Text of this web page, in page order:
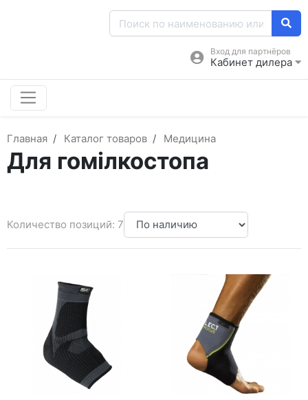
Вход для партнёров
Кабинет дилера
Главная Каталог товаров Медицина
Для гомілкостопа
Количество позиций: 7